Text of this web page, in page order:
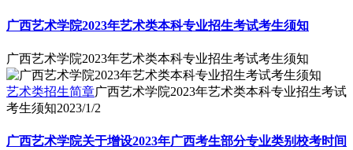
广西艺术学院2023年艺术类本科专业招生考试考生须知
广西艺术学院2023年艺术类本科专业招生考试考生须知
艺术类招生简章广西艺术学院2023年艺术类本科专业招生考试
考生须知2023/1/2
广西艺术学院关于增设2023年广西考生部分专业类别校考时间